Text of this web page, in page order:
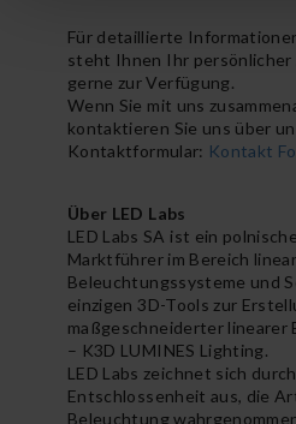
Für detaillierte
steht Ihnen Ihr
gerne zur Verfügung.
Wenn Sie mit uns
kontaktieren Sie uns über
Kontaktformular: Kontakt
Über LED Labs
LED Labs SA ist ein
Marktführer im Bereich
Beleuchtungssysteme und
einzigen 3D-Tools zur
maßgeschneiderter linearer
– K3D LUMINES Lighting.
LED Labs zeichnet sich
Entschlossenheit aus, die
Beleuchtung